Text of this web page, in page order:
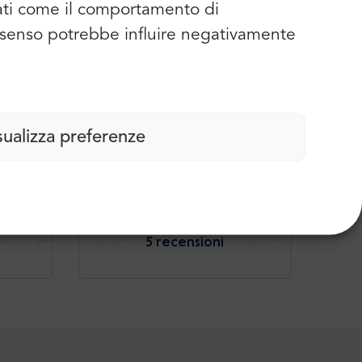
come il comportamento di
potrebbe influire negativamente
preferenze
5 recensioni